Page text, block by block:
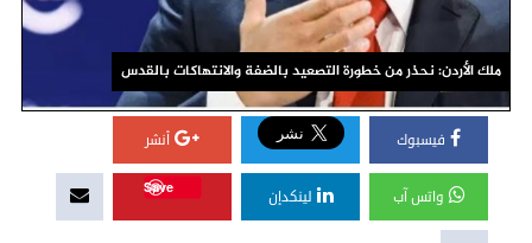
ملك الأردن: نحذر من خطورة التصعيد بالضفة والانتهاكات بالقدس
فيسبوك أنشر
واتس آب لينكدإن
Save